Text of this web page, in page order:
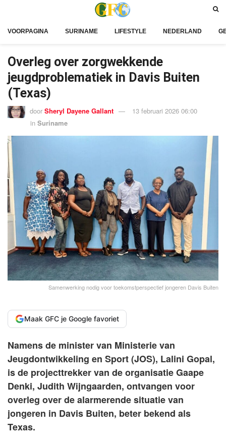
VOORPAGINA SURINAME LIFESTYLE NEDERLAND
Overleg over zorgwekkende
jeugdproblematiek in Davis Buiten
(Texas)
door Sheryl Dayene Gallant
13 februari 2026 06:00
in Suriname
Samenwerking nodig voor toekomstperspectief jongeren Davis Buiten
Maak GFC je Google favoriet
Namens de minister van Ministerie van
Jeugdontwikkeling en Sport (JOS), Lalini Gopal,
is de projecttrekker van de organisatie Gaape
Denki, Judith Wijngaarden, ontvangen voor
overleg over de alarmerende situatie van
jongeren in Davis Buiten, beter bekend als
Texas.